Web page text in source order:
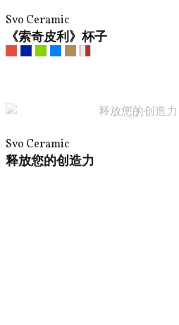
Svo Ceramic
《索奇皮利》杯子
Svo Ceramic
释放您的创造力